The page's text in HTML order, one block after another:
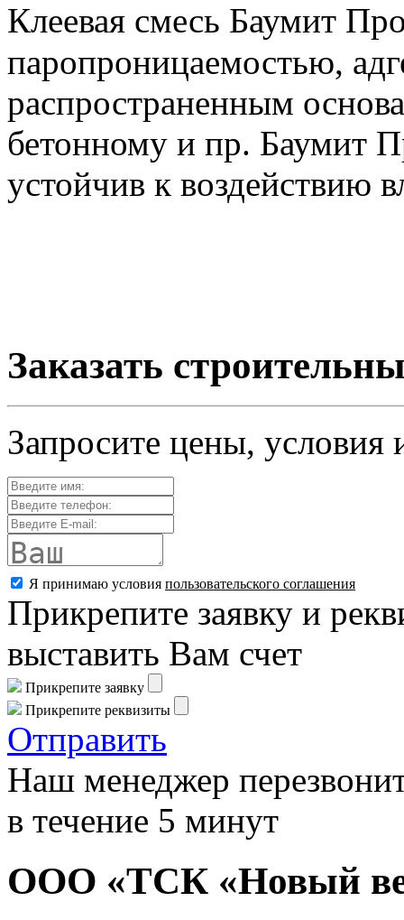
Клеевая смесь Баумит
паропроницаемостью,
распространенным
бетонному и пр. Баумит
устойчив к воздействию
Заказать
Запросите цены, условия
Я принимаю условия пользовательского соглашения
Прикрепите заявку и
выставить Вам счет
Прикрепите заявку
Прикрепите реквизиты
Отправить
Наш менеджер
в течение 5 минут
ООО «ТСК «Новый